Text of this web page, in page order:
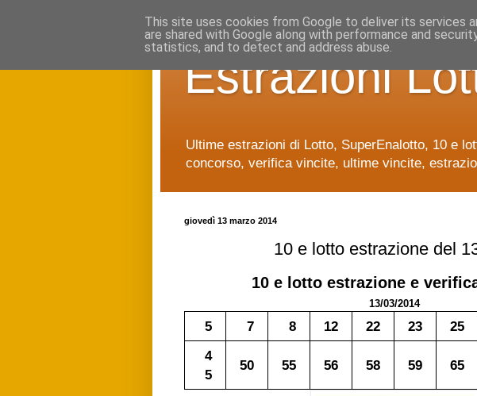
Estrazioni
Ultime estrazioni di Lotto, SuperEnalotto, 10 e
concorso, verifica vincite, ultime vincite,
giovedì 13 marzo 2014
10 e lotto estrazione del
10 e lottoestrazione e
13/03/2014
5 7 8 12 22 23 25
4
5
50 55 56 58 59 65
This site uses cookies from Google to deliver its services
are shared with Google along with performance and
statistics, and to detect and address abuse.